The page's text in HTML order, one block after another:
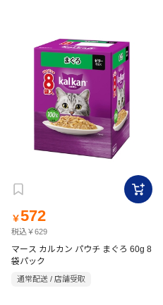
￥572
税込￥629
マース カルカン パウチ まぐろ 60g 8
袋パック
通常配送 / 店舗受取